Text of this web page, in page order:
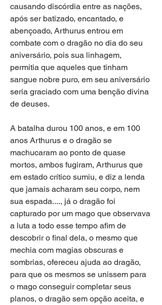
causando discórdia entre as nações,
após ser batizado, encantado, e
abençoado, Arthurus entrou em
combate com o dragão no dia do seu
aniversário, pois sua linhagem,
permitia que aqueles que tinham
sangue nobre puro, em seu aniversário
seria graciado com uma benção divina
de deuses.
A batalha durou 100 anos, e em 100
anos Arthurus e o dragão se
machucaram ao ponto de quase
mortos, ambos fugiram, Arthurus que
em estado crítico sumiu, e diz a lenda
que jamais acharam seu corpo, nem
sua espada...., já o dragão foi
capturado por um mago que observava
a luta a todo esse tempo afim de
descobrir o final dela, o mesmo que
mechia com magias obscuras e
sombrias, ofereceu ajuda ao dragão,
para que os mesmos se unissem para
o mago conseguir completar seus
planos, o dragão sem opção aceita, e